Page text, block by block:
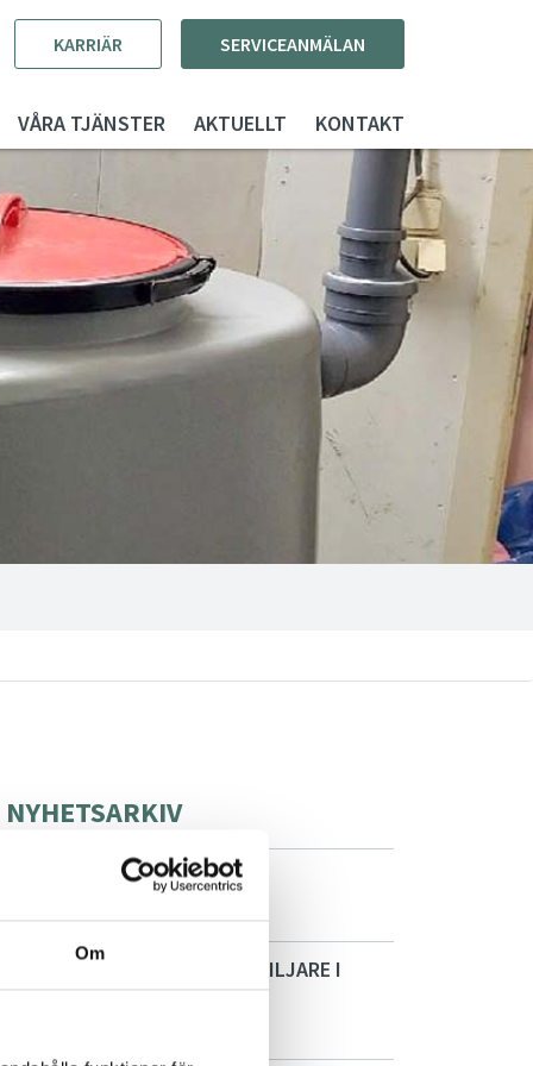
Om
KARRIÄR SERVICEANMÄLAN
VÅRA TJÄNSTER AKTUELLT KONTAKT
NYHETSARKIV
SORETO FÅR NY VD
INSTALLATION AV FETTAVSKILJARE I
HELSINGBORG